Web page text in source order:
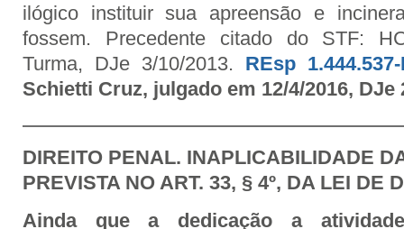
ilógico instituir sua apreensão e
fossem. Precedente citado do STF:
Turma, DJe 3/10/2013.
REsp
Schietti Cruz, julgado em 12/4/2016, DJe
DIREITO PENAL. INAPLICABILIDADE
PREVISTA NO ART. 33, § 4º, DA LEI DE
Ainda que a dedicação a